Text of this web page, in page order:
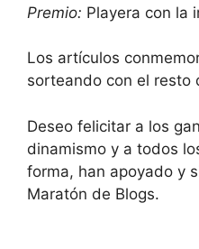
Premio: Playera con la
Los artículos
sorteando con el resto
Deseo felicitar a los
dinamismo y a todos
forma, han apoyado y
Maratón de Blogs.